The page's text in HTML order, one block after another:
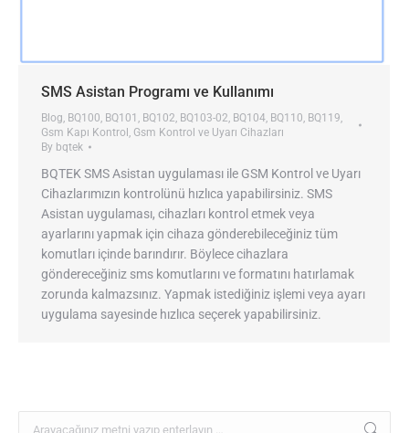
SMS Asistan Programı ve Kullanımı
Blog, BQ100, BQ101 , BQ102, BQ103-02, BQ104, BQ110, BQ119,
Gsm Kapı Kontrol , Gsm Kontrol ve Uyarı Cihazları
By bqtek
BQTEK SMS Asistan uygulaması ile GSM Kontrol ve Uyarı
Cihazlarımızın kontrolünü hızlıca yapabilirsiniz. SMS
Asistan uygulaması, cihazları kontrol etmek veya
ayarlarını yapmak için cihaza gönderebileceğiniz tüm
komutları içinde barındırır. Böylece cihazlara
göndereceğiniz sms komutlarını ve formatını hatırlamak
zorunda kalmazsınız. Yapmak istediğiniz işlemi veya ayarı
uygulama sayesinde hızlıca seçerek yapabilirsiniz.